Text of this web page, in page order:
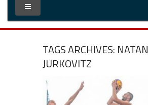
TAGS ARCHIVES: NATAN
JURKOVITZ